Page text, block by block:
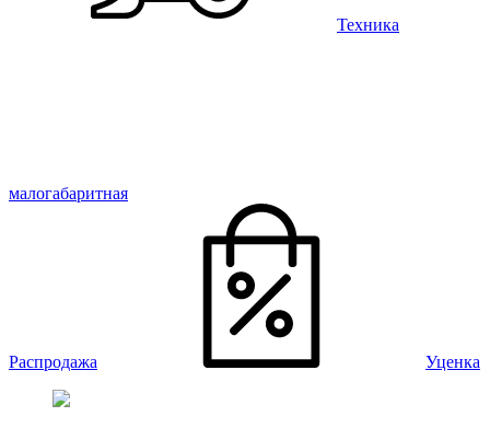
Техника
малогабаритная
Распродажа Уценка